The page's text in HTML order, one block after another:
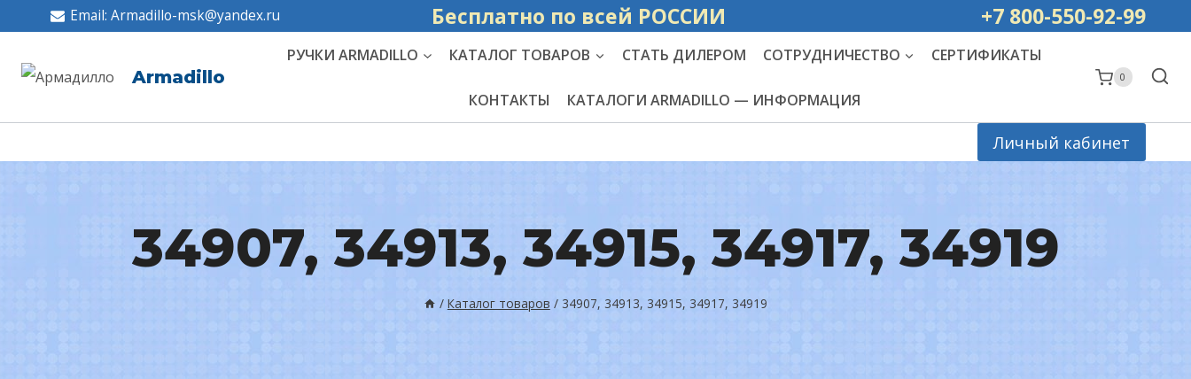
Перейти
содержимому
Email: Armadillo-msk@yandex.ru Бесплатно по всей РОССИИ +7 800-550-92-99
Armadillo
РУЧКИ ARMADILLO КАТАЛОГ ТОВАРОВ СТАТЬ ДИЛЕРОМ СОТРУДНИЧЕСТВО СЕРТИФИКАТЫ
КОНТАКТЫ КАТАЛОГИ ARMADILLO — ИНФОРМАЦИЯ
0
Личный кабинет
34907, 34913, 34915, 34917, 34919
/ Каталог товаров / 34907, 34913, 34915, 34917, 34919